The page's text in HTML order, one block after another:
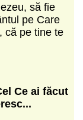
să fie
pe Care
că pe tine te
Ce ai făcut